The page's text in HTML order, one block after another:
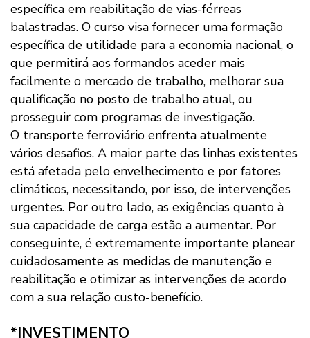
específica em reabilitação de vias-férreas
balastradas. O curso visa fornecer uma formação
específica de utilidade para a economia nacional, o
que permitirá aos formandos aceder mais
facilmente o mercado de trabalho, melhorar sua
qualificação no posto de trabalho atual, ou
prosseguir com programas de investigação.
O transporte ferroviário enfrenta atualmente
vários desafios. A maior parte das linhas existentes
está afetada pelo envelhecimento e por fatores
climáticos, necessitando, por isso, de intervenções
urgentes. Por outro lado, as exigências quanto à
sua capacidade de carga estão a aumentar. Por
conseguinte, é extremamente importante planear
cuidadosamente as medidas de manutenção e
reabilitação e otimizar as intervenções de acordo
com a sua relação custo-benefício.
*INVESTIMENTO